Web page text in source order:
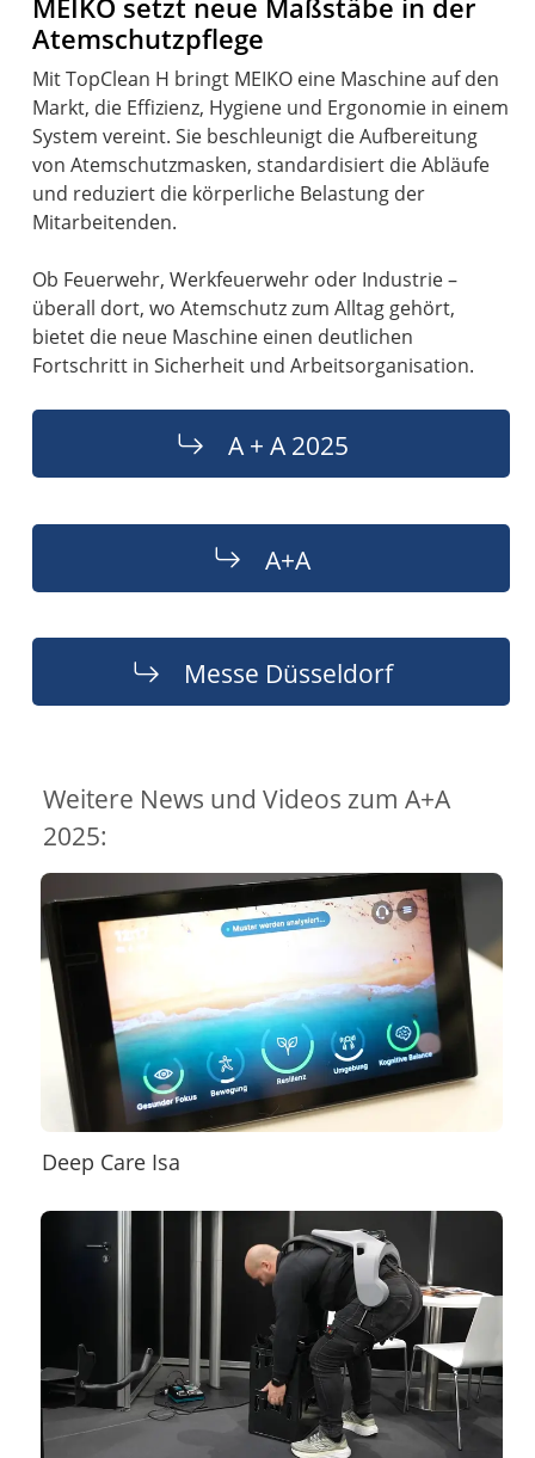
MEIKO setzt neue Maßstäbe in der
Atemschutzpflege
Mit TopClean H bringt MEIKO eine Maschine auf den
Markt, die Effizienz, Hygiene und Ergonomie in einem
System vereint. Sie beschleunigt die Aufbereitung
von Atemschutzmasken, standardisiert die Abläufe
und reduziert die körperliche Belastung der
Mitarbeitenden.
Ob Feuerwehr, Werkfeuerwehr oder Industrie –
überall dort, wo Atemschutz zum Alltag gehört,
bietet die neue Maschine einen deutlichen
Fortschritt in Sicherheit und Arbeitsorganisation.
A + A 2025
A+A
Messe Düsseldorf
Weitere News und Videos zum A+A
2025:
Deep Care Isa